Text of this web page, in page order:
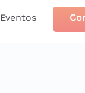
Eventos